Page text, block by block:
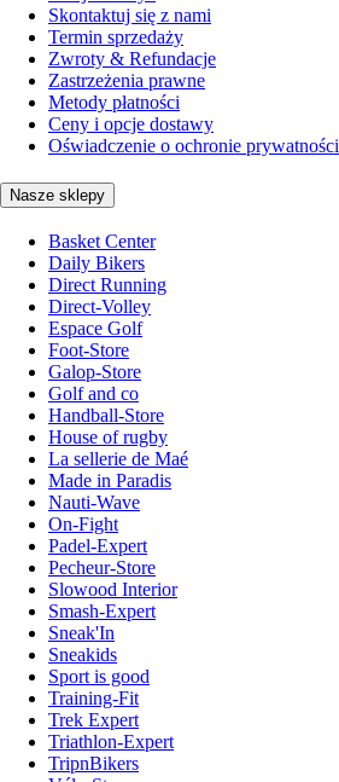
Skontaktuj się z nami
Termin sprzedaży
Zwroty & Refundacje
Zastrzeżenia prawne
Metody płatności
Ceny i opcje dostawy
Oświadczenie o ochronie prywatności
Nasze sklepy
Basket Center
Daily Bikers
Direct Running
Direct-Volley
Espace Golf
Foot-Store
Galop-Store
Golf and co
Handball-Store
House of rugby
La sellerie de Maé
Made in Paradis
Nauti-Wave
On-Fight
Padel-Expert
Pecheur-Store
Slowood Interior
Smash-Expert
Sneak'In
Sneakids
Sport is good
Training-Fit
Trek Expert
Triathlon-Expert
TripnBikers